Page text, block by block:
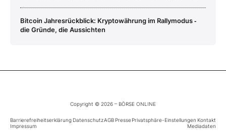
Bitcoin Jahresrückblick: Kryptowährung im Rallymodus ‑
die Gründe, die Aussichten
Copyright © 2026 – BÖRSE ONLINE
Barrierefreiheitserklärung DatenschutzAGB PressePrivatsphäre-Einstellungen Kontakt
Impressum
Mediadaten